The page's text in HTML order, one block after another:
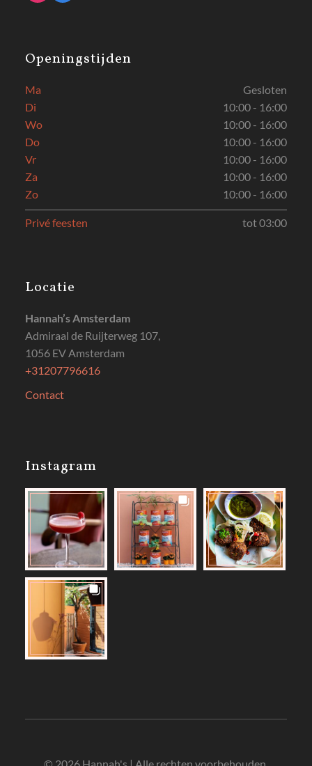
Openingstijden
Ma
Gesloten
Di
10:00 - 16:00
Wo
10:00 - 16:00
Do
10:00 - 16:00
Vr
10:00 - 16:00
Za
10:00 - 16:00
Zo
10:00 - 16:00
Privé feesten tot 03:00
Locatie
Hannah’s Amsterdam
Admiraal de Ruijterweg 107,
1056 EV Amsterdam
+31207796616
Contact
Instagram